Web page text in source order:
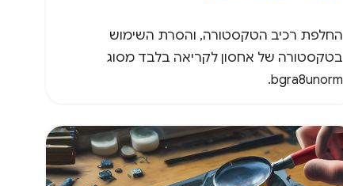
החלפת רכיב הטקסטורה, והסרת השימוש
בטקסטורה של אחסון לקריאה בלבד מסוג
bgra8unorm.